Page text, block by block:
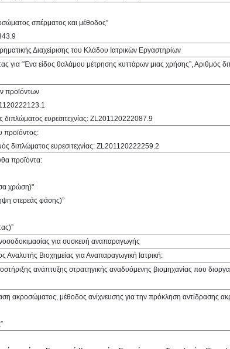
σπέρματος και μέθοδος”
Διαχείρισης του Κλάδου Ιατρικών Εργαστηρίων
για “Ένα είδος θαλάμου μέτρησης κυττάρων μιας χρήσης”, Αριθμός
προϊόντων
διπλώματος ευρεσιτεχνίας: ZL201120222087.9
προϊόντος:
διπλώματος ευρεσιτεχνίας: ZL201120222259.2
προϊόντα:
χρώση)"
στερεάς φάσης)”
για συσκευή αναπαραγωγής
Αναλυτής Βιοχημείας για Αναπαραγωγική Ιατρική:
ανάπτυξης στρατηγικής αναδυόμενης βιομηχανίας που
ακροσώματος, μέθοδος ανίχνευσης για την πρόκληση αντίδρασης